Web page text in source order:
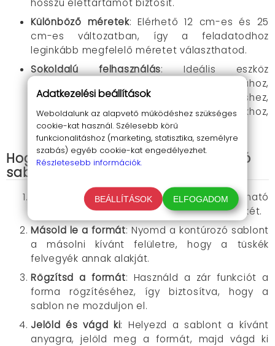
hosszú élettartamot biztosít.​
Különböző méretek: Elérhető 12 cm-es és 25
cm-es változatban, így a feladatodhoz
leginkább megfelelő méretet választhatod.​
Sokoldalú felhasználás: Ideális eszköz
csempézéshez, laminált padló lerakásához,
szőnyegvágáshoz, méretellenőrzéshez,
formázáshoz, autókarosszéria munkákhoz,
famegmunkáláshoz és sok más feladathoz.​
Hogyan használd a Saker kontúrozó
sablont?
Állítsd be a szorítást: A csomagban található
eszközzel állítsd be a kívánt szorítás mértékét.​
Másold le a formát: Nyomd a kontúrozó sablont
a másolni kívánt felületre, hogy a tüskék
felvegyék annak alakját.​
Rögzítsd a formát: Használd a zár funkciót a
forma rögzítéséhez, így biztosítva, hogy a
sablon ne mozduljon el.​
Jelöld és vágd ki: Helyezd a sablont a kívánt
anyagra, jelöld meg a formát, majd vágd ki
Adatkezelési beállítások
Weboldalunk az alapvető működéshez szükséges
cookie-kat használ. Szélesebb körű
funkcionalitáshoz (marketing, statisztika, személyre
szabás) egyéb cookie-kat engedélyezhet.
Részletesebb információk.
BEÁLLÍTÁSOK ELFOGADOM